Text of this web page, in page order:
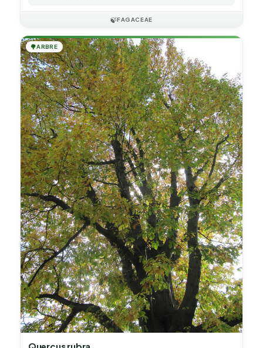
🍃FAGACEAE
🌳ARBRE